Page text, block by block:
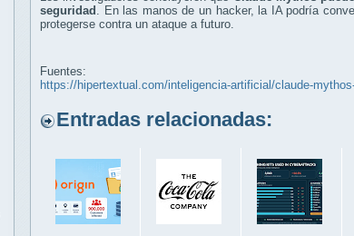
seguridad . En las manos de un hacker, la IA podría
protegerse contra un ataque a futuro.
Fuentes:
https://hipertextual.com/inteligencia-artificial/claude-
Entradas relacionadas: